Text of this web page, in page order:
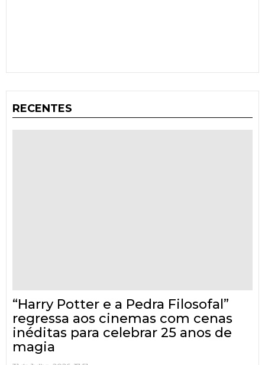
RECENTES
“Harry Potter e a Pedra Filosofal”
regressa aos cinemas com cenas
inéditas para celebrar 25 anos de
magia